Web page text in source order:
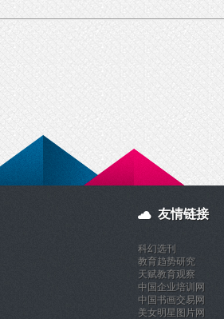
友情链接
科幻选刊
教育趋势研究
天赋教育观察
中国企业培训网
中国书画交易网
美女明星图片网